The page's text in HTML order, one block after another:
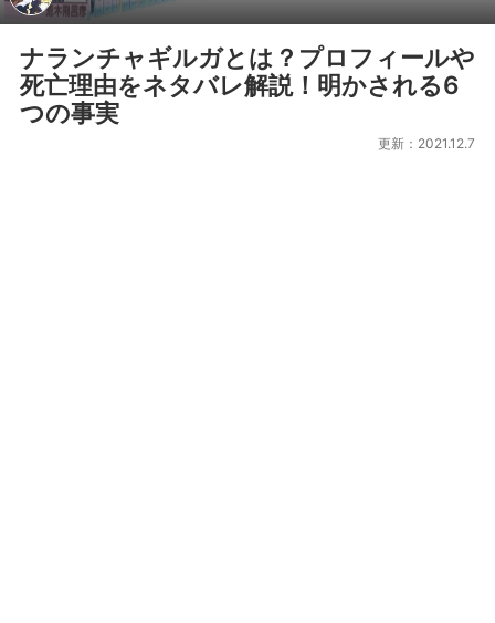
ナランチャギルガとは？プロフィールや
死亡理由をネタバレ解説！明かされる6
つの事実
更新：2021.12.7